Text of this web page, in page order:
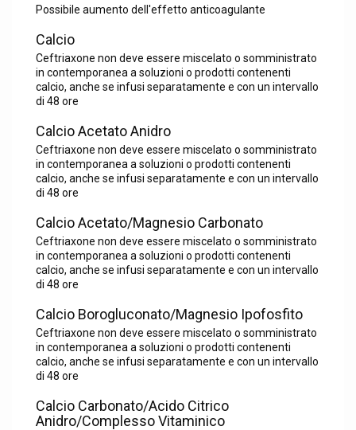
Possibile aumento dell'effetto anticoagulante
Calcio
Ceftriaxone non deve essere miscelato o somministrato
in contemporanea a soluzioni o prodotti contenenti
calcio, anche se infusi separatamente e con un intervallo
di 48 ore
Calcio Acetato Anidro
Ceftriaxone non deve essere miscelato o somministrato
in contemporanea a soluzioni o prodotti contenenti
calcio, anche se infusi separatamente e con un intervallo
di 48 ore
Calcio Acetato/Magnesio Carbonato
Ceftriaxone non deve essere miscelato o somministrato
in contemporanea a soluzioni o prodotti contenenti
calcio, anche se infusi separatamente e con un intervallo
di 48 ore
Calcio Borogluconato/Magnesio Ipofosfito
Ceftriaxone non deve essere miscelato o somministrato
in contemporanea a soluzioni o prodotti contenenti
calcio, anche se infusi separatamente e con un intervallo
di 48 ore
Calcio Carbonato/Acido Citrico
Anidro/Complesso Vitaminico